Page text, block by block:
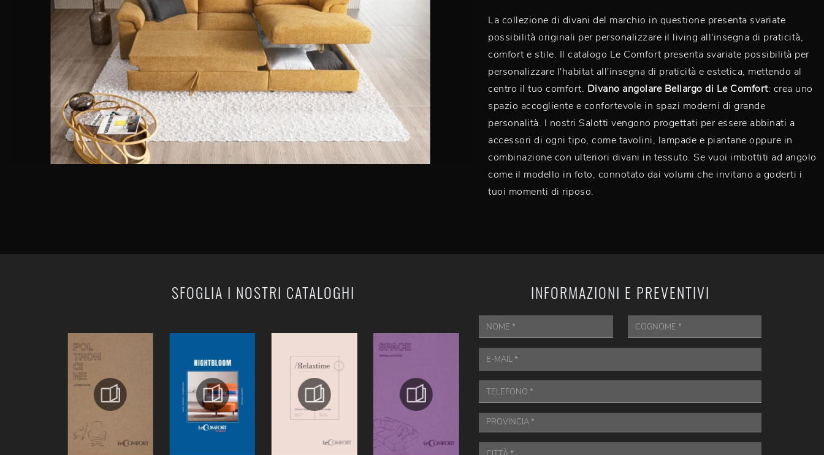
La collezione di divani del marchio in questione presenta svariate
possibilità originali per personalizzare il living all'insegna di praticità,
comfort e stile. Il catalogo Le Comfort presenta svariate possibilità per
personalizzare l'habitat all'insegna di praticità e estetica, mettendo al
centro il tuo comfort. Divano angolare Bellargo di Le Comfort: crea uno
spazio accogliente e confortevole in spazi moderni di grande
personalità. I nostri Salotti vengono progettati per essere abbinati a
accessori di ogni tipo, come tavolini, lampade e piantane oppure in
combinazione con ulteriori divani in tessuto. Se vuoi imbottiti ad angolo
come il modello in foto, connotato dai volumi che invitano a goderti i
tuoi momenti di riposo.
SFOGLIA I NOSTRI CATALOGHI INFORMAZIONI E PREVENTIVI